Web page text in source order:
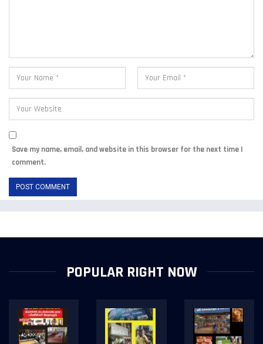
Save my name, email, and website in this browser for the next time I
comment.
POPULAR RIGHT NOW